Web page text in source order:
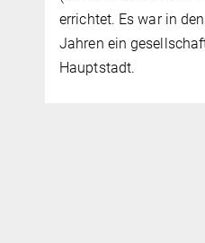
errichtet. Es war in
Jahren ein
Hauptstadt.